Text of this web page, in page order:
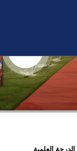
الدرجة العلمية